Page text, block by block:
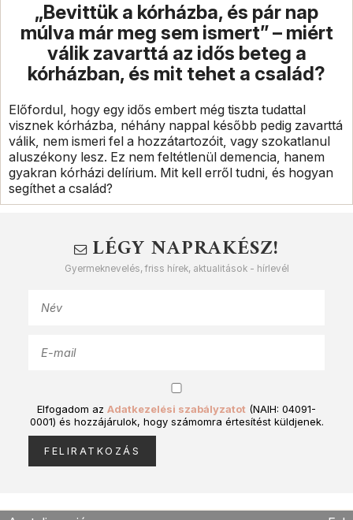
„Bevittük a kórházba, és pár nap
múlva már meg sem ismert” – miért
válik zavarttá az idős beteg a
kórházban, és mit tehet a család?
Előfordul, hogy egy idős embert még tiszta tudattal
visznek kórházba, néhány nappal később pedig zavarttá
válik, nem ismeri fel a hozzátartozóit, vagy szokatlanul
aluszékony lesz. Ez nem feltétlenül demencia, hanem
gyakran kórházi delírium. Mit kell erről tudni, és hogyan
segíthet a család?
LÉGY NAPRAKÉSZ!
Gyermeknevelés, friss hírek, aktualitások - hírlevél
Elfogadom az Adatkezelési szabályzatot (NAIH: 04091-
0001) és hozzájárulok, hogy számomra értesítést küldjenek.